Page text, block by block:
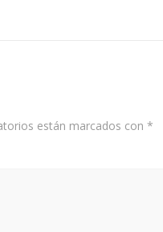
están marcados con *